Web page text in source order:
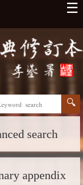
☰
search
appendix